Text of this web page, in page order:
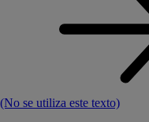
(No se utiliza este texto)